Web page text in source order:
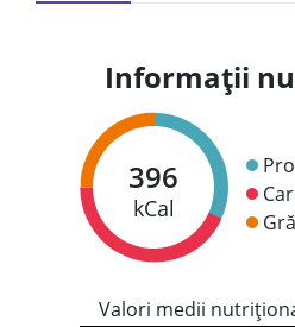
Informații
396
kCal
Valori medii